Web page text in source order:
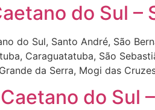
do Sul –
do Sul, Santo André, São
Caraguatatuba, São
da Serra, Mogi das
do Sul